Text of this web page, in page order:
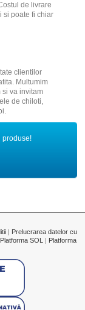
de livrare
si poate fi chiar
clientilor
Multumim
si va invitam
de chiloti,
produse!
| Prelucrarea datelor cu
Platforma SOL | Platforma